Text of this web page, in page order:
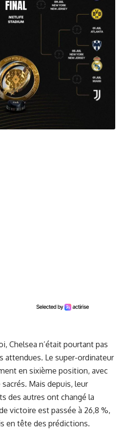
Chelsea n’était pourtant pas
attendues. Le super-ordinateur
en sixième position, avec
Mais depuis, leur
des autres ont changé la
victoire est passée à 26,8 %,
en tête des prédictions.